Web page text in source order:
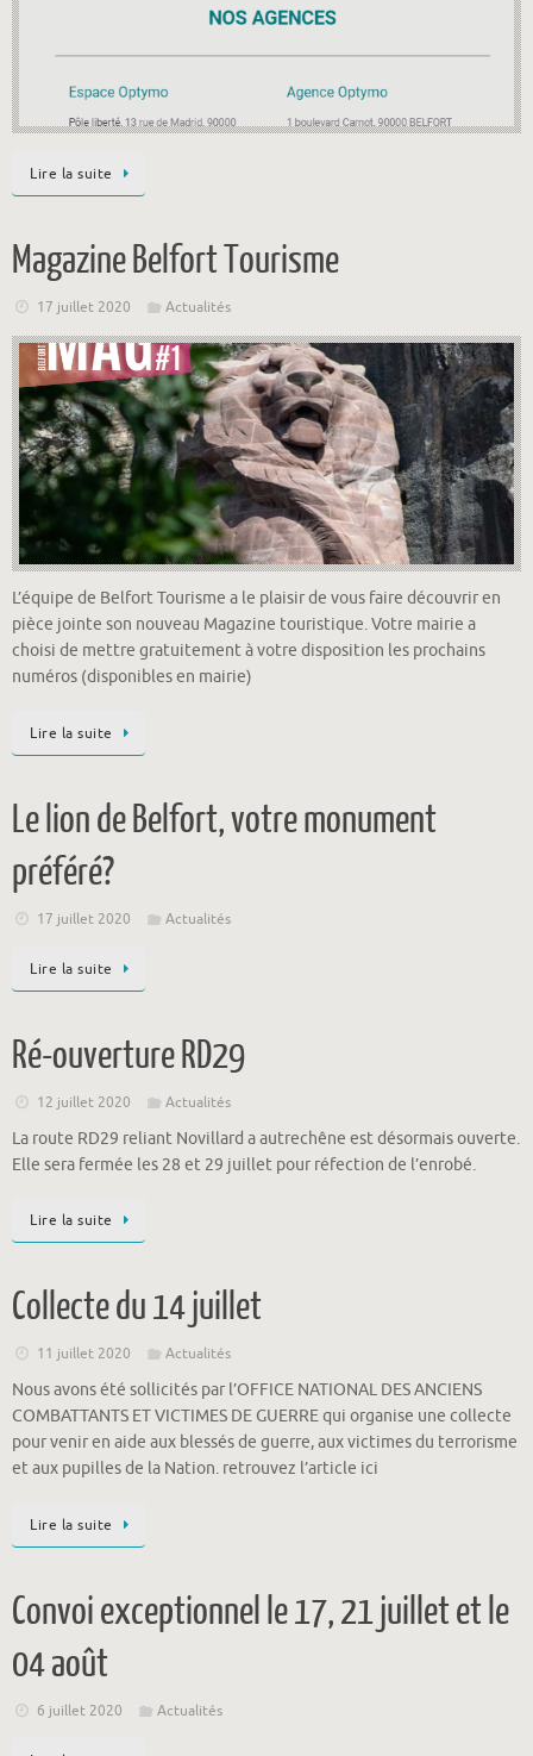
Lire la suite
Magazine Belfort Tourisme
17 juillet 2020 Actualités
L’équipe de Belfort Tourisme a le plaisir de vous faire découvrir en
pièce jointe son nouveau Magazine touristique. Votre mairie a
choisi de mettre gratuitement à votre disposition les prochains
numéros (disponibles en mairie)
Lire la suite
Le lion de Belfort, votre monument
préféré?
17 juillet 2020 Actualités
Lire la suite
Ré-ouverture RD29
12 juillet 2020 Actualités
La route RD29 reliant Novillard a autrechêne est désormais ouverte.
Elle sera fermée les 28 et 29 juillet pour réfection de l’enrobé.
Lire la suite
Collecte du 14 juillet
11 juillet 2020 Actualités
Nous avons été sollicités par l’OFFICE NATIONAL DES ANCIENS
COMBATTANTS ET VICTIMES DE GUERRE qui organise une collecte
pour venir en aide aux blessés de guerre, aux victimes du terrorisme
et aux pupilles de la Nation. retrouvez l’article ici
Lire la suite
Convoi exceptionnel le 17, 21 juillet et le
04 août
6 juillet 2020 Actualités